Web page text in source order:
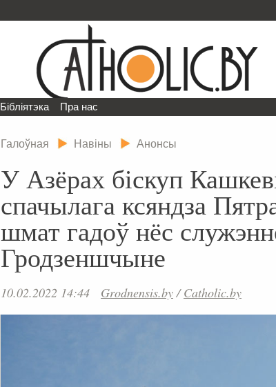
Бібліятэка Пра нас
Галоўная Навіны Анонсы
У Азёрах біскуп
спачылага ксяндза
шмат гадоў нёс
Гродзеншчыне
10.02.2022 14:44 Grodnensis.by/Catholic.by